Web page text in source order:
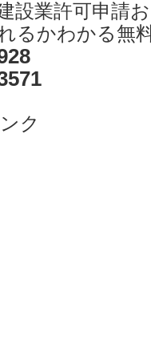
設業許可申請
るかわかる無
ク